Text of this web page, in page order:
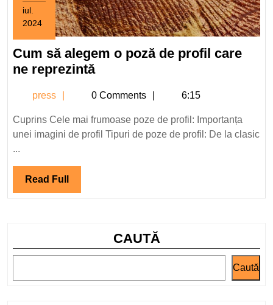
iul.
2024
2024
Cum să alegem o poză de profil care
ne reprezintă
alegem
o
poză
ne
press press0 Comments 6:15
Cuprins Cele mai frumoase poze de profil: Importanța
unei imagini de profil Tipuri de poze de profil: De la clasic
...
Read Full Read
Full
CAUTĂ
Caută